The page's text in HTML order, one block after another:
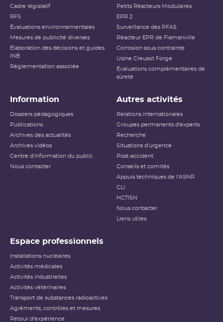
Cadre législatif
RFS
Évaluations environnementales
Mesures de publicité diverses
Élaboration des décisions et guides
INB
Réglementation associée
Petits Réacteurs Modulaires
EPR 2
Surveillance des PFAS
Réacteur EPR de Flamanville
Corrosion sous contrainte
Usine Creusot Forge
Évaluations complémentaires de
sûreté
Information
Dossiers pédagogiques
Publications
Archives des actualités
Archives vidéos
Centre d'information du public
Nous contacter
Autres activités
Relations internationales
Groupes permanents d'experts
Recherche
Situations d'urgence
Post-accident
Conseils et comités
Appuis techniques de l'ASNR
CLI
HCTISN
Nous contacter
Liens utiles
Espace professionnels
Installations nucléaires
Activités médicales
Activités industrielles
Activités vétérinaires
Transport de substances radioactives
Agréments, contrôles et mesures
Retour d'expérience